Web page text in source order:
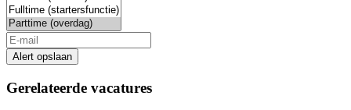
Alert opslaan
Gerelateerde vacatures